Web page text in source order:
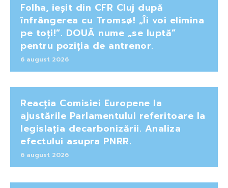
Folha, ieșit din CFR Cluj după
înfrângerea cu Tromsø! „Îi voi elimina
pe toți!”. DOUĂ nume „se luptă”
pentru poziția de antrenor.
6 august 2026
Reacția Comisiei Europene la
ajustările Parlamentului referitoare la
legislația decarbonizării. Analiza
efectului asupra PNRR.
6 august 2026